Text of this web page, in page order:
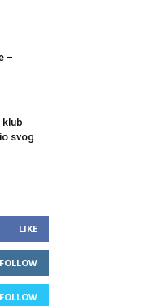
–
svog
LIKE
FOLLOW
FOLLOW